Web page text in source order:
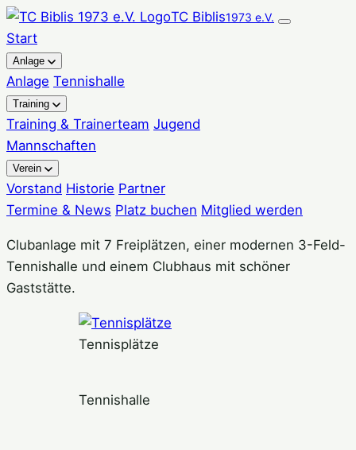
Zum
Inhalt
springen
TC Biblis1973 e.V.
Start
Anlage
Anlage Tennishalle
Training
Training & Trainerteam Jugend
Mannschaften
Verein
Vorstand Historie Partner
Termine & News Platz buchen Mitglied werden
Clubanlage mit 7 Freiplätzen, einer modernen 3-Feld-
Tennishalle und einem Clubhaus mit schöner
Gaststätte.
Tennisplätze
Tennishalle